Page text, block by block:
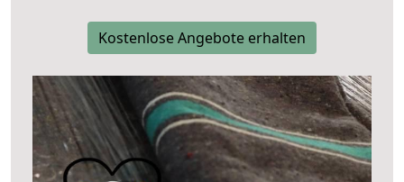
Kostenlose Angebote erhalten